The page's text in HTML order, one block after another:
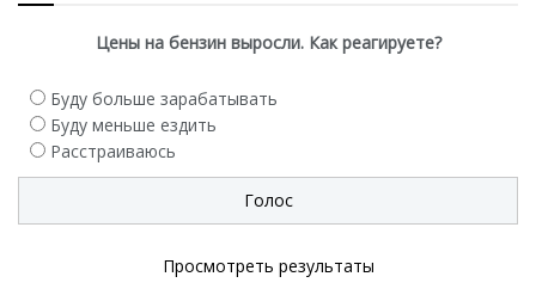
Цены на бензин выросли. Как реагируете?
Буду больше зарабатывать
Буду меньше ездить
Расстраиваюсь
Просмотреть результаты